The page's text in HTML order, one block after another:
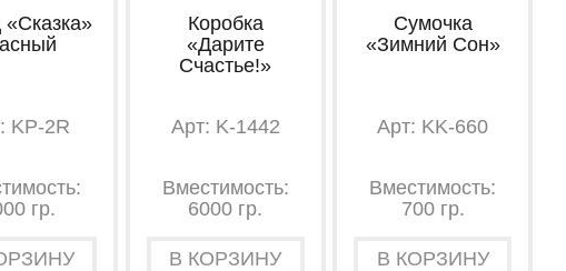
KP-2R
гр.
Коробка
«Дарите
Счастье!»
Арт: K-1442
Вместимость:
6000 гр.
В КОРЗИНУ
Сумочка
«Зимний Сон»
Арт: KK-660
Вместимость:
700 гр.
В КОРЗИНУ